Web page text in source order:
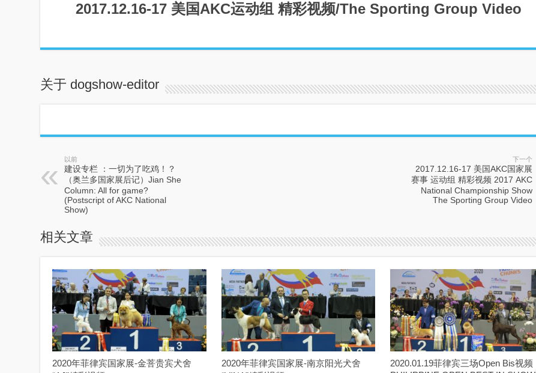
2017.12.16-17 美国AKC运动组 精彩视频/The Sporting Group Video
关于 dogshow-editor
以前
建设专栏 ：一切为了吃鸡！？
（奥兰多国家展后记）Jian She
Column: All for game?
(Postscript of AKC National
Show)
下一个
2017.12.16-17 美国AKC国家展
赛事 运动组 精彩视频 2017 AKC
National Championship Show
The Sporting Group Video
相关文章
2020年菲律宾国家展-金菩贵宾犬舍
2020年菲律宾国家展-南京阳光犬舍
2020.01.19菲律宾三场Open Bis视频